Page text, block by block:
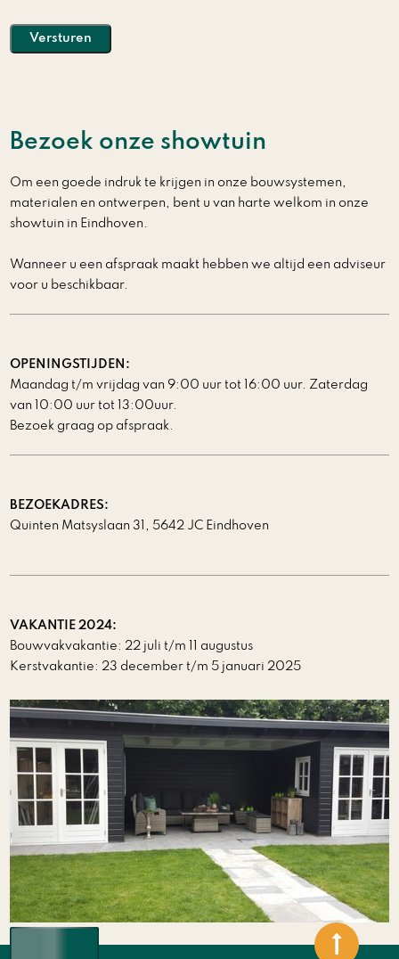
Versturen
Bezoek onze showtuin
Om een goede indruk te krijgen in onze bouwsystemen,
materialen en ontwerpen, bent u van harte welkom in onze
showtuin in Eindhoven.
Wanneer u een afspraak maakt hebben we altijd een adviseur
voor u beschikbaar.
OPENINGSTIJDEN:
Maandag t/m vrijdag van 9:00 uur tot 16:00 uur. Zaterdag
van 10:00 uur tot 13:00uur.
Bezoek graag op afspraak.
BEZOEKADRES:
Quinten Matsyslaan 31, 5642 JC Eindhoven
VAKANTIE 2024:
Bouwvakvakantie: 22 juli t/m 11 augustus
Kerstvakantie: 23 december t/m 5 januari 2025